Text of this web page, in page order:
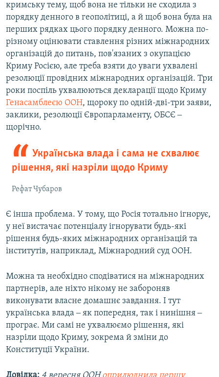
кримську тему, щоб вона не тільки не сходила з
порядку денного в геополітиці, а й щоб вона була на
перших рядках цього порядку денного. Можна по-
різному оцінювати ставлення різних міжнародних
організацій до питань, пов'язаних з окупацією
Криму Росією, але треба взяти до уваги ухвалені
резолюції провідних міжнародних організацій. Три
роки поспіль ухвалюються декларації щодо Криму
Генасамблеєю ООН, щороку по одній-дві-три заяви,
заклики, резолюції Європарламенту, ОБСЄ ‒
щорічно.
Українська влада і сама не схвалює
рішення, які назріли щодо Криму
Рефат Чубаров
Є інша проблема. У тому, що Росія тотально ігнорує,
у неї вистачає потенціалу ігнорувати будь-які
рішення будь-яких міжнародних організацій та
інститутів, наприклад, Міжнародний суд ООН.
Можна та необхідно сподіватися на міжнародних
партнерів, але ніхто нікому не забороняв
виконувати власне домашнє завдання. І тут
українська влада ‒ як попередня, так і нинішня ‒
програє. Ми самі не ухвалюємо рішення, які
назріли щодо Криму, зокрема й зміни до
Конституції України.